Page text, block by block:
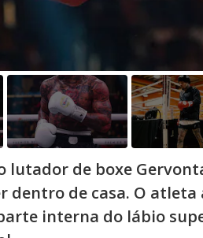
lutador de boxe
dentro de casa. O
interna do lábio